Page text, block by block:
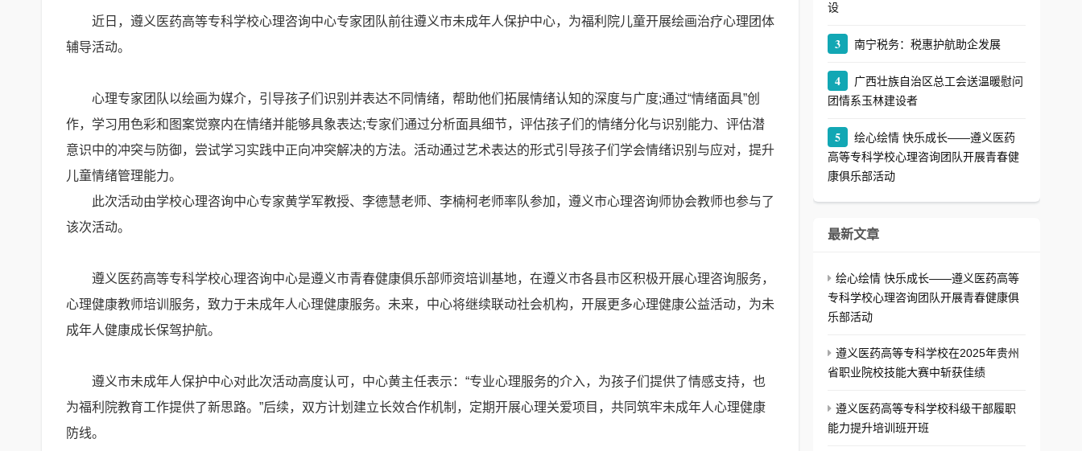
近日，遵义医药高等专科学校心理咨询中心专家团队前往遵义市未成年人保护中心，为福利院儿童开展绘画治疗心理团体
辅导活动。
心理专家团队以绘画为媒介，引导孩子们识别并表达不同情绪，帮助他们拓展情绪认知的深度与广度;通过“情绪面具”创
作，学习用色彩和图案觉察内在情绪并能够具象表达;专家们通过分析面具细节，评估孩子们的情绪分化与识别能力、评估潜
意识中的冲突与防御，尝试学习实践中正向冲突解决的方法。活动通过艺术表达的形式引导孩子们学会情绪识别与应对，提升
儿童情绪管理能力。
此次活动由学校心理咨询中心专家黄学军教授、李德慧老师、李楠柯老师率队参加，遵义市心理咨询师协会教师也参与了
该次活动。
遵义医药高等专科学校心理咨询中心是遵义市青春健康俱乐部师资培训基地，在遵义市各县市区积极开展心理咨询服务，
心理健康教师培训服务，致力于未成年人心理健康服务。未来，中心将继续联动社会机构，开展更多心理健康公益活动，为未
成年人健康成长保驾护航。
遵义市未成年人保护中心对此次活动高度认可，中心黄主任表示：“专业心理服务的介入，为孩子们提供了情感支持，也
为福利院教育工作提供了新思路。”后续，双方计划建立长效合作机制，定期开展心理关爱项目，共同筑牢未成年人心理健康
防线。
设
3 南宁税务：税惠护航助企发展
4
广西壮族自治区总工会送温暖慰问
团情系玉林建设者
5
绘心绘情 快乐成长——遵义医药
高等专科学校心理咨询团队开展青春健
康俱乐部活动
最新文章
绘心绘情 快乐成长——遵义医药高等
专科学校心理咨询团队开展青春健康俱
乐部活动
遵义医药高等专科学校在2025年贵州
省职业院校技能大赛中斩获佳绩
遵义医药高等专科学校科级干部履职
能力提升培训班开班